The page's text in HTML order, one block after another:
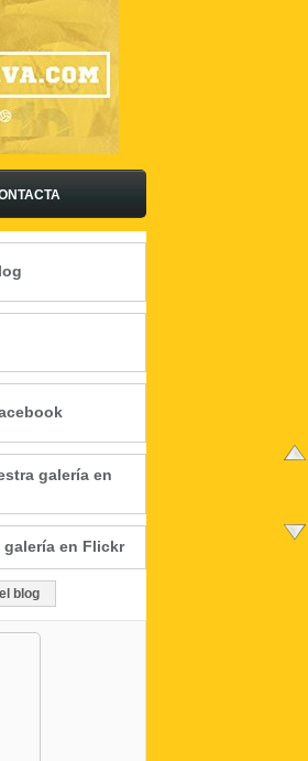
galería en
en Flickr
blog